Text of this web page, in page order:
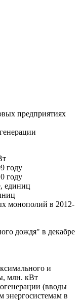
предприятиях
году
году
единиц
монополий в 2012-
дождя" в декабре
и
млн. кВт
(вводы
энергосистемам в